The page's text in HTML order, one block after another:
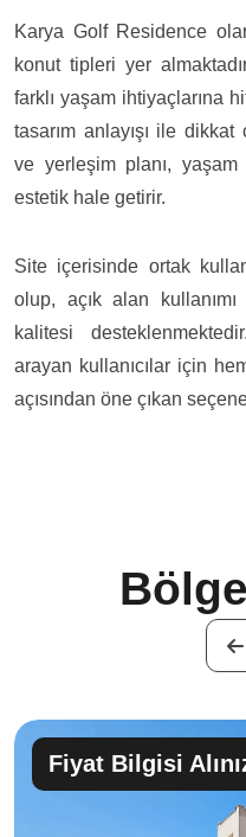
Karya Golf Residence
konut tipleri yer
farklı yaşam ihtiyaçlarına
tasarım anlayışı ile dikkat
ve yerleşim planı, yaşam
estetik hale getirir.
Site içerisinde ortak
olup, açık alan
kalitesi
arayan kullanıcılar için
açısından öne çıkan
Fiyat Bilgisi